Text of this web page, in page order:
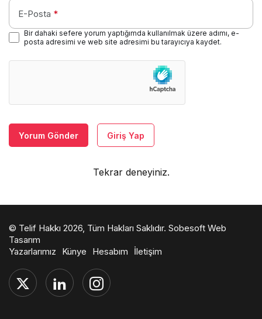
E-Posta *
Bir dahaki sefere yorum yaptığımda kullanılmak üzere adımı, e-
posta adresimi ve web site adresimi bu tarayıcıya kaydet.
Yorum Gönder Giriş Yap
Tekrar deneyiniz.
© Telif Hakkı 2026, Tüm Hakları Saklıdır. Sobesoft Web
Tasarım
Yazarlarımız
Künye Hesabım İletişim